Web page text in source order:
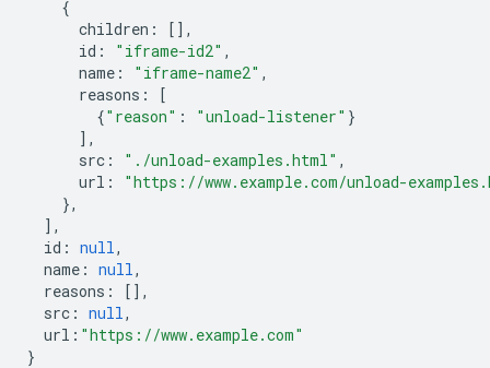
{
children :
[],
id : "iframe-id2" ,
name : "iframe-name2" ,
reasons :
[
{"reason" : "unload-listener" }
],
src : "./unload-examples.html" ,
url :
"https://www.example.com/unload-
},
],
id : null,
name : null,
reasons :
[],
src : null,
url : "https://www.example.com"
}